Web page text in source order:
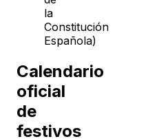
la
Constitución
Española)
Calendario
oficial
de
festivos